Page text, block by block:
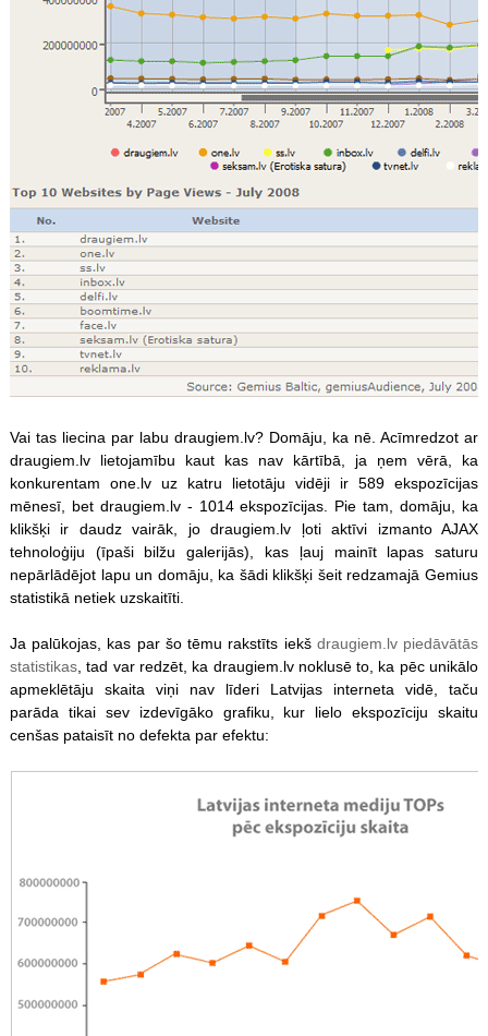
Vai tas liecina par labu draugiem.lv? Domāju, ka nē. Acīmredzot ar
draugiem.lv lietojamību kaut kas nav kārtībā, ja ņem vērā, ka
konkurentam one.lv uz katru lietotāju vidēji ir 589 ekspozīcijas
mēnesī, bet draugiem.lv - 1014 ekspozīcijas. Pie tam, domāju, ka
klikšķi ir daudz vairāk, jo draugiem.lv ļoti aktīvi izmanto AJAX
tehnoloģiju (īpaši bilžu galerijās), kas ļauj mainīt lapas saturu
nepārlādējot lapu un domāju, ka šādi klikšķi šeit redzamajā Gemius
statistikā netiek uzskaitīti.
Ja palūkojas, kas par šo tēmu rakstīts iekš draugiem.lv piedāvātās
statistikas, tad var redzēt, ka draugiem.lv noklusē to, ka pēc unikālo
apmeklētāju skaita viņi nav līderi Latvijas interneta vidē, taču
parāda tikai sev izdevīgāko grafiku, kur lielo ekspozīciju skaitu
cenšas pataisīt no defekta par efektu: